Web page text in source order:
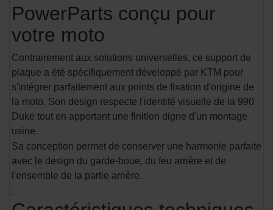
PowerParts conçu pour
votre moto
Contrairement aux solutions universelles, ce support de
plaque a été spécifiquement développé par KTM pour
s'intégrer parfaitement aux points de fixation d'origine de
la moto. Son design respecte l'identité visuelle de la 990
Duke tout en apportant une finition digne d'un montage
usine.
Sa conception permet de conserver une harmonie parfaite
avec le design du garde-boue, du feu arrière et de
l'ensemble de la partie arrière.
.